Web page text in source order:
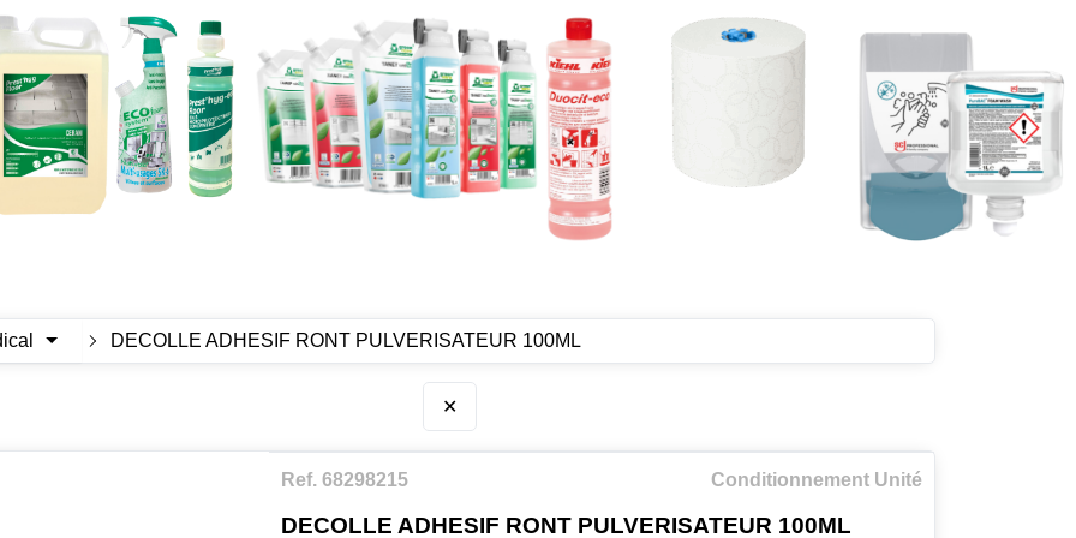
DECOLLE ADHESIF RONT PULVERISATEUR 100ML
✕
Ref. 68298215 Conditionnement Unité
DECOLLE ADHESIF RONT PULVERISATEUR 100ML